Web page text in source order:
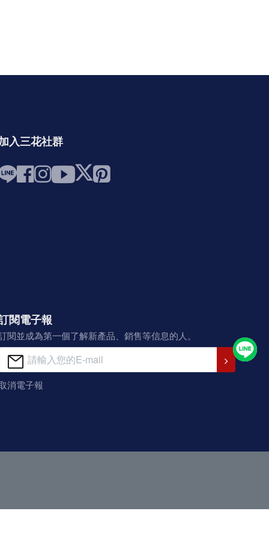
入三花社群
閱電子報
閱並成為第一個了解新產品、銷售等信息的人。
消電子報